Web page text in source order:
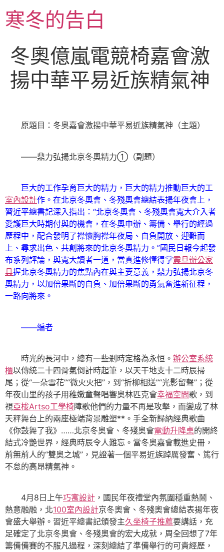
至
主寒冬的告白
冬奧億嵐電競椅嘉會激
揚中華平易近族精氣神
原題目：冬奧嘉會激揚中華平易近族精氣神（主題）
——鼎力弘揚北京冬奧精力①（副題）
巨大的工作孕育巨大的精力，巨大的精力推動巨大的工
室內設計作。在北京冬奧會、冬殘奧會總結表揚年夜會上，
習近平總書記深入指出：“北京冬奧會、冬殘奧會寬大介入者
愛護巨大時期付與的機會，在冬奧申辦、籌備、舉行的經過
歷程中，配合發明了襟懷胸襟年夜局、自負開放、迎難而
上、尋求出色、共創將來的北京冬奧精力。”國民日報今起發
布系列評論，與寬大讀者一道，當真進修懂得掌震旦辦公家
具握北京冬奧精力的焦點內在與主要意義，鼎力弘揚北京冬
奧精力，以加倍果斷的自負、加倍果斷的勇氣奮進新征程，
一路向將來。
——編者
時光的長河中，總有一些剎時定格為永恒。 辦公室系統
櫃以傳統二十四骨氣倒計時起筆，以天干地支十二時辰掃
尾；從“一朵雪花”“微火火把”，到“折柳相送”“光影留聲”；從
年夜山里的孩子用稚嫩童聲唱響奧林匹克會幸福空間歌，到
視亞梭Artso工學椅障歌他們的力量不再是攻擊，而變成了林
天秤舞台上的兩座極端背景雕塑**。手全新歸納經典歌曲
《你鼓舞了我》……北京冬奧會、冬殘奧會電動升降桌的開終
結式冷艷世界，經典時辰令人難忘。當冬奧嘉會載進史冊，
前無前人的“雙奧之城”，見證著一個平易近族踔厲發奮、篤行
不怠的高昂精氣神。
4月8日上午巧寓設計 ，國民年夜禮堂內氛圍穩重熱鬧、
熱意融融，北100室內設計京冬奧會、冬殘奧會總結表揚年夜
會盛大舉辦。習近平總書記頒發主久坐椅子推薦要講話，充
足確定了北京冬奧會、冬殘奧會的宏大成就，周全回想了7年
籌備備賽的不服凡過程，深刻總結了準備舉行的可貴經歷，